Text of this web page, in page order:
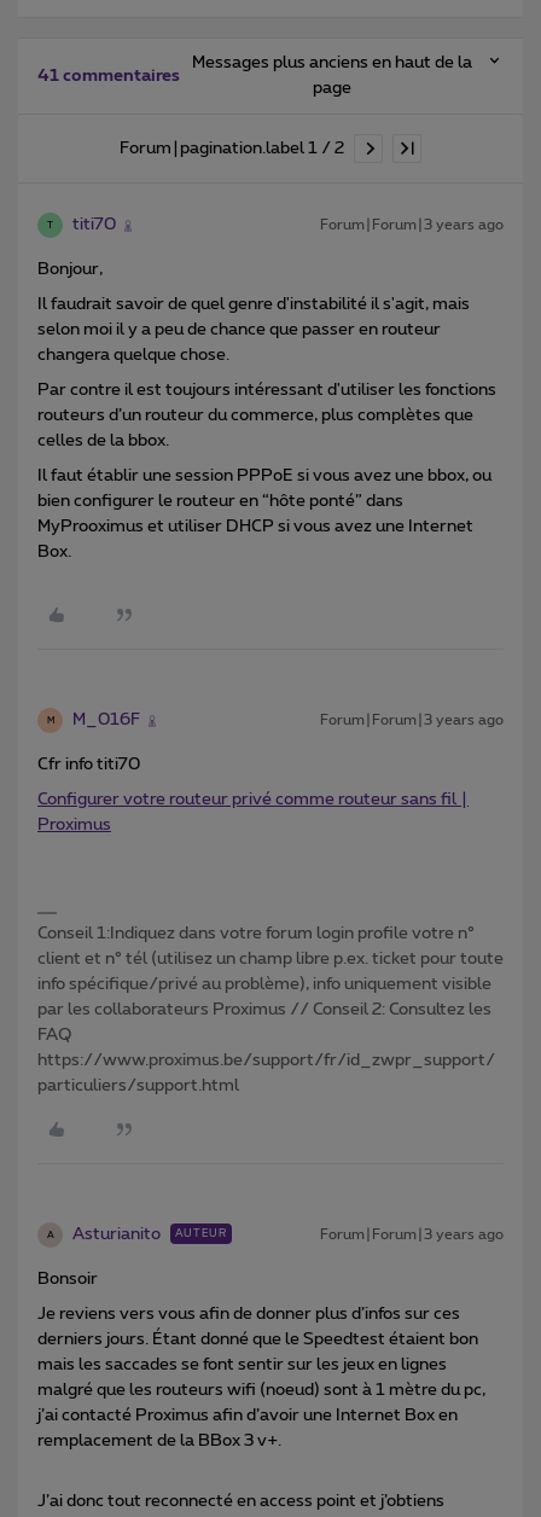
41 commentaires
Messages plus anciens en haut de la
page
Forum|pagination.label 1 / 2
T titi70 Forum|Forum|3 years ago
Bonjour,
Il faudrait savoir de quel genre d'instabilité il s'agit, mais
selon moi il y a peu de chance que passer en routeur
changera quelque chose.
Par contre il est toujours intéressant d'utiliser les fonctions
routeurs d’un routeur du commerce, plus complètes que
celles de la bbox.
Il faut établir une session PPPoE si vous avez une bbox, ou
bien configurer le routeur en “hôte ponté” dans
MyProoximus et utiliser DHCP si vous avez une Internet
Box.
M M_016F Forum|Forum|3 years ago
Cfr info titi70
Configurer votre routeur privé comme routeur sans fil |
Proximus
Conseil 1:Indiquez dans votre forum login profile votre n°
client et n° tél (utilisez un champ libre p.ex. ticket pour toute
info spécifique/privé au problème), info uniquement visible
par les collaborateurs Proximus // Conseil 2: Consultez les
FAQ
https://www.proximus.be/support/fr/id_zwpr_support/
particuliers/support.html
A Asturianito AUTEUR Forum|Forum|3 years ago
Bonsoir
Je reviens vers vous afin de donner plus d’infos sur ces
derniers jours. Étant donné que le Speedtest étaient bon
mais les saccades se font sentir sur les jeux en lignes
malgré que les routeurs wifi (noeud) sont à 1 mètre du pc,
j’ai contacté Proximus afin d’avoir une Internet Box en
remplacement de la BBox 3 v+.
J’ai donc tout reconnecté en access point et j’obtiens